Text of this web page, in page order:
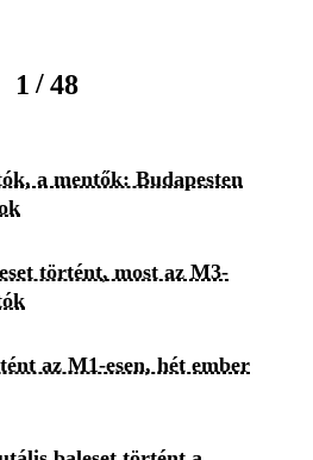
1 / 48
a mentők: Budapesten
történt, most az M3-
az M1-esen, hét ember